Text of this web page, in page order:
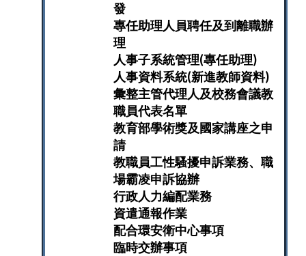
發
專任助理人員聘任及到離職辦
理
人事子系統管理(專任助理)
人事資料系統(新進教師資料)
彙整主管代理人及校務會議教
職員代表名單
教育部學術獎及國家講座之申
請
教職員工性騷擾申訴業務、職
場霸凌申訴協辦
行政人力編配業務
資遣通報作業
配合環安衛中心事項
臨時交辦事項